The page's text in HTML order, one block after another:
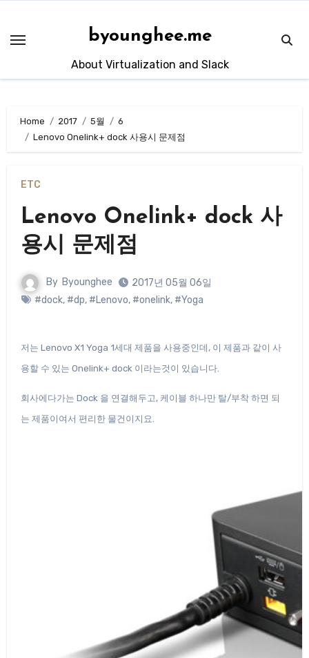
content
byounghee.me
About Virtualization and Slack
Home 2017 5월
6
Lenovo Onelink+ dock 사용시 문제점
ETC
Lenovo Onelink+ dock 사
용시 문제점
By Byounghee
2017년 05월 06일
#dock, #dp, #Lenovo, #onelink, #Yoga
저는 Lenovo X1 Yoga 1세대 제품을 사용중인데, 이 제품과 같이 사
용할 수 있는 Onelink+ dock 이라는것이 있습니다.
회사에다가는 Dock 을 연결해두고, 케이블 하나만 탈/부착 하면 되
는 제품이여서 편리한 물건이지요.